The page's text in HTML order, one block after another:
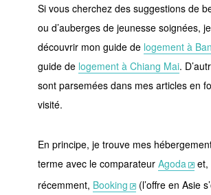
Si vous cherchez des suggestions de
ou d’auberges de jeunesse soignées,
découvrir mon guide de logement à
guide de logement à Chiang Mai.
sont parsemées dans mes articles en
visité.
En principe, je trouve mes
terme avec le comparateur Agoda
et,
récemment, Booking
(l’offre en Asie